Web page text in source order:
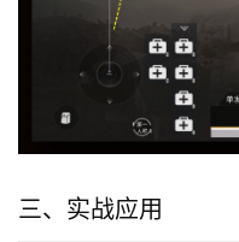
三、实战应用